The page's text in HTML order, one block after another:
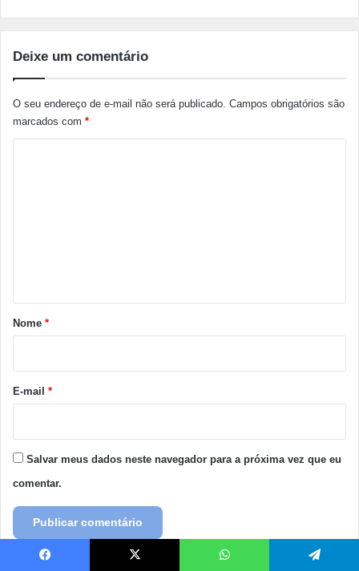
Deixe um comentário
O seu endereço de e-mail não será publicado. Campos obrigatórios são
marcados com *
r
*
Nome *
E-mail *
Salvar meus dados neste navegador para a próxima vez que eu
comentar.